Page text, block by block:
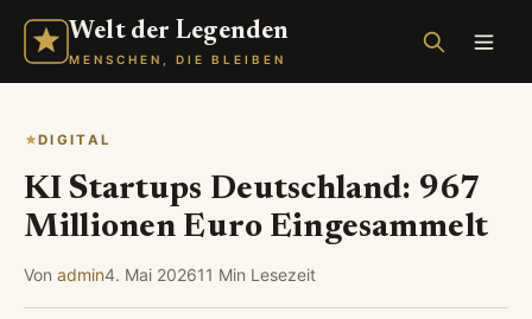
Welt der Legenden
MENSCHEN, DIE BLEIBEN
DIGITAL
KI Startups Deutschland: 967
Millionen Euro Eingesammelt
Von admin4. Mai 202611 Min Lesezeit